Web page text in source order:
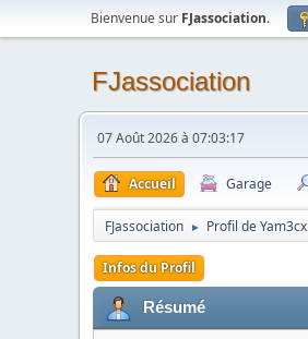
Bienvenue sur FJassociation.
FJassociation
07 Août 2026 à 07:03:17
Accueil Garage
FJassociation ► Profil de Yam3cx
Infos du Profil
Résumé